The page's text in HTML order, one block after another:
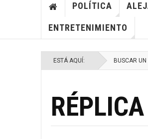
POLÍTICA
ENTRETENIMIENTO
ESTÁ AQUÍ: BUSCAR
RÉPLICA